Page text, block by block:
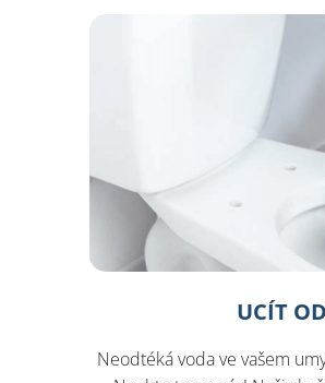
UCÍT
Neodtéká voda ve vašem